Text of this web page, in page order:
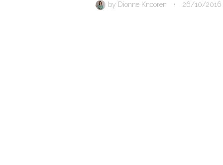
by Dionne Knooren • 26/10/2016